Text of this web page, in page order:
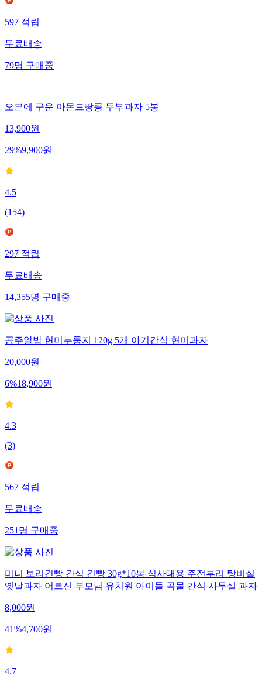
597적립
무료배송
79명구매중
오븐에 구운 아몬드땅콩 두부과자 5봉
13,900원
29%9,900원
4.5
(154)
297적립
무료배송
14,355명구매중
공주알밤 현미누룽지 120g 5개 아기간식 현미과자
20,000원
6%18,900원
4.3
(3)
567적립
무료배송
251명구매중
미니 보리건빵 간식 건빵 30g*10봉 식사대용 주전부리 탕비실
옛날과자 어르신 부모님 유치원 아이들 곡물 간식 사무실 과자
8,000원
41%4,700원